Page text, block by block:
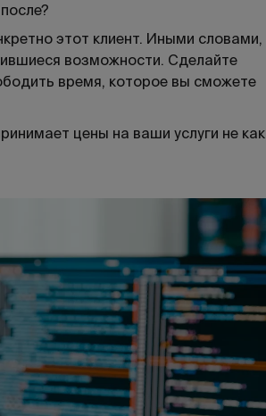
этот клиент. Иными словами,
возможности. Сделайте
время, которое вы сможете
цены на ваши услуги не как